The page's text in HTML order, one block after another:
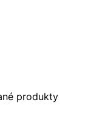
produkty